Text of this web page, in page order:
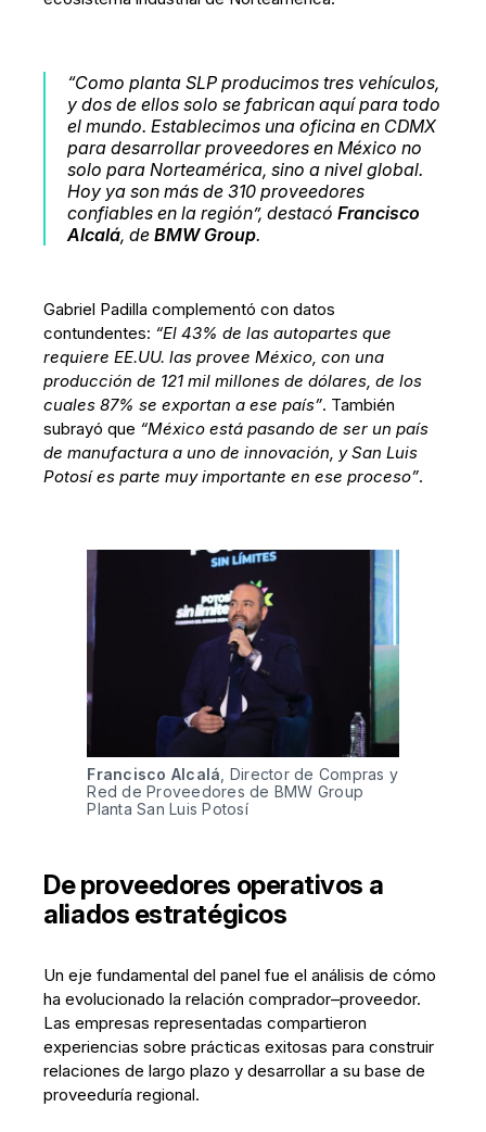
“Como planta SLP producimos tres vehículos,
y dos de ellos solo se fabrican aquí para todo
el mundo. Establecimos una oficina en CDMX
para desarrollar proveedores en México no
solo para Norteamérica, sino a nivel global.
Hoy ya son más de 310 proveedores
confiables en la región”, destacóFrancisco
Alcalá, deBMW Group.
Gabriel Padilla complementó con datos
contundentes: “El 43% de las autopartes que
requiere EE.UU. las provee México, con una
producción de 121 mil millones de dólares, de los
cuales 87% se exportan a ese país”. También
subrayó que “México está pasando de ser un país
de manufactura a uno de innovación, y San Luis
Potosí es parte muy importante en ese proceso”.
Francisco Alcalá, Director de Compras y
Red de Proveedores de BMW Group
Planta San Luis Potosí
De proveedores operativos a
aliados estratégicos
Un eje fundamental del panel fue el análisis de cómo
ha evolucionado la relación comprador–proveedor.
Las empresas representadas compartieron
experiencias sobre prácticas exitosas para construir
relaciones de largo plazo y desarrollar a su base de
proveeduría regional.